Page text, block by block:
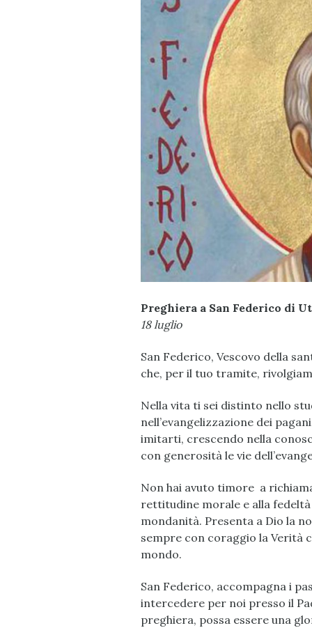
Preghiera a San Federico di
18 luglio
San Federico, Vescovo della
che, per il tuo tramite,
Nella vita ti sei distinto nello
nell’evangelizzazione dei
imitarti, crescendo nella
con generosità le vie
Non hai avuto timore a
rettitudine morale e alla fedeltà
mondanità. Presenta a Dio la
sempre con coraggio la Verità
mondo.
San Federico, accompagna i
intercedere per noi presso il
preghiera, possa essere una